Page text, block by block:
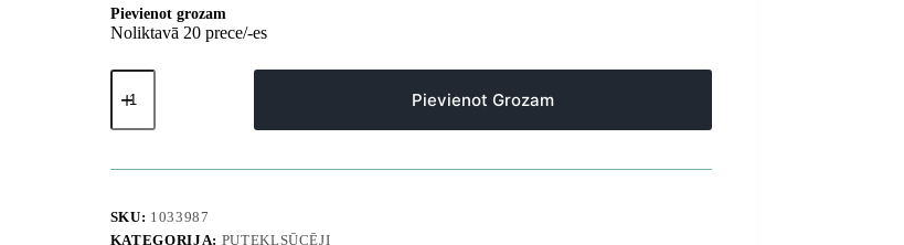
Pievienot grozam
Noliktavā 20 prece/-es
Rullīšu
birste
M500
daudzums
Pievienot Grozam
SKU: 1033987
KATEGORIJA: PUTEKĻSŪCĒJI